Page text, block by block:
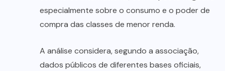
especialmente sobre o consumo e o poder de
compra das classes de menor renda.
A análise considera, segundo a associação,
dados públicos de diferentes bases oficiais,